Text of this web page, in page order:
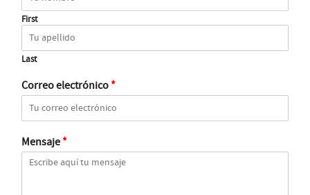
First
Last
Correo electrónico *
Mensaje *